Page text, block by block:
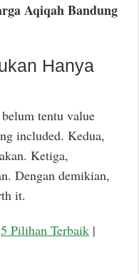
Aqiqah Bandung
Hanya
tentu value
included. Kedua,
Ketiga,
Dengan demikian,
it.
5 Pilihan Terbaik |